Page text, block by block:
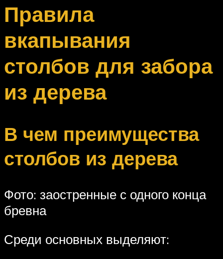
Меню
Правила
вкапывания
столбов для забора
из дерева
В чем преимущества
столбов из дерева
Фото: заостренные с одного конца
бревна
Среди основных выделяют: